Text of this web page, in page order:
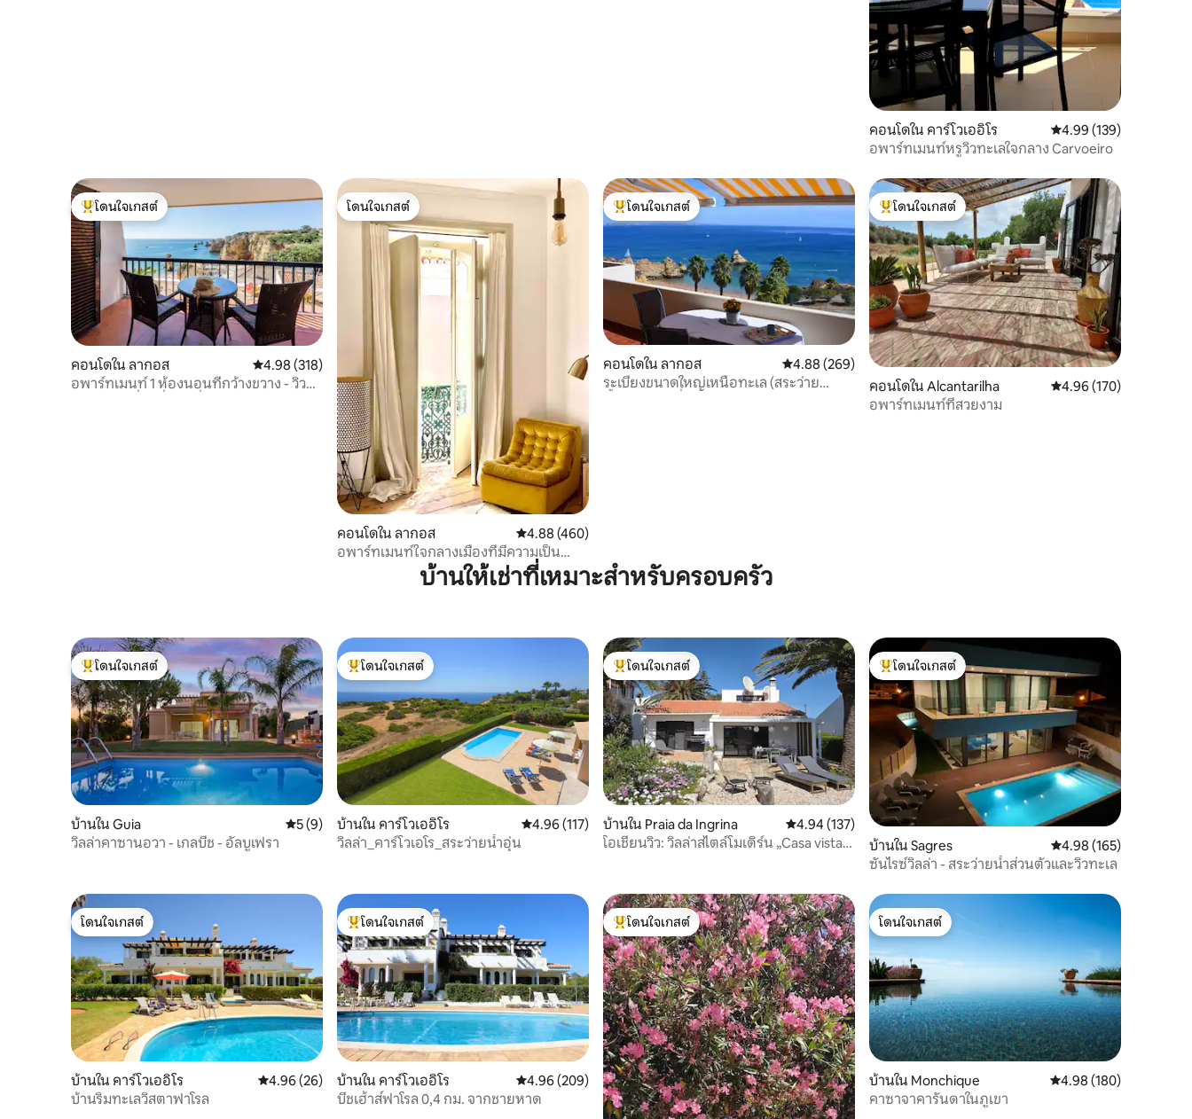
คอนโดใน คาร์โวเออิโร คะแนนเฉลี่ย 4.99 จาก
4.99 (139)
อพาร์ทเมนท์หรูวิวทะเลใจกลาง Carvoeiro
โดนใจเกสต์ที่สุด
โดนใจเกสต์
คอนโดใน ลากอส คะแนนเฉลี่ย 4.98 จาก 5, 318 รีวิว
4.98 (318)
อพาร์ทเมนท์ 1 ห้องนอนที่กว้างขวาง - วิว
โดนใจเกสต์
โดนใจเกสต์
คอนโดใน ลากอส คะแนนเฉลี่ย 4.88 จาก 5, 460 รีวิว
4.88 (460)
อพาร์ทเมนท์ใจกลางเมืองที่มีความเป็น
โดนใจเกสต์ที่สุด
โดนใจเกสต์
คอนโดใน ลากอส คะแนนเฉลี่ย 4.88 จาก 5, 269 รีวิว
4.88 (269)
ระเบียงขนาดใหญ่เหนือทะเล (สระว่าย
โดนใจเกสต์ที่สุด
โดนใจเกสต์
คอนโดใน Alcantarilha คะแนนเฉลี่ย 4.96 จาก
4.96 (170)
อพาร์ทเมนท์ที่สวยงาม
บ้านให้เช่าที่เหมาะสำหรับครอบครัว
โดนใจเกสต์ที่สุด
โดนใจเกสต์
บ้านใน Guia คะแนนเฉลี่ย 5 จาก 5, 9 รีวิว
5 (9)
วิลล่าคาซานอวา - เกลบีช - อัลบูเฟรา
โดนใจเกสต์ที่สุด
โดนใจเกสต์
บ้านใน คาร์โวเออิโร คะแนนเฉลี่ย 4.96 จาก 5, 117 รีวิว
4.96 (117)
วิลล่า_คาร์โวเอโร_สระว่ายน้ำอุ่น
โดนใจเกสต์ที่สุด
โดนใจเกสต์
บ้านใน Praia da Ingrina คะแนนเฉลี่ย 4.94 จาก 5, 137 รีวิว
4.94 (137)
โอเชียนวิว: วิลล่าสไตล์โมเดิร์น „Casa vista
โดนใจเกสต์ที่สุด
โดนใจเกสต์
บ้านใน Sagres คะแนนเฉลี่ย 4.98 จาก
4.98 (165)
ซันไรซ์วิลล่า - สระว่ายน้ำส่วนตัวและวิวทะเล
โดนใจเกสต์
โดนใจเกสต์
บ้านใน คาร์โวเออิโร คะแนนเฉลี่ย 4.96 จาก 5, 26 รีวิว
4.96 (26)
บ้านริมทะเลวิสตาฟาโรล
โดนใจเกสต์ที่สุด
โดนใจเกสต์
บ้านใน คาร์โวเออิโร คะแนนเฉลี่ย 4.96 จาก 5, 209 รีวิว
4.96 (209)
บีชเฮ้าส์ฟาโรล 0,4 กม. จากชายหาด
โดนใจเกสต์ที่สุด
โดนใจเกสต์
โดนใจเกสต์
โดนใจเกสต์
บ้านใน Monchique คะแนนเฉลี่ย 4.98 จาก
4.98 (180)
คาซาจาคารันดาในภูเขา